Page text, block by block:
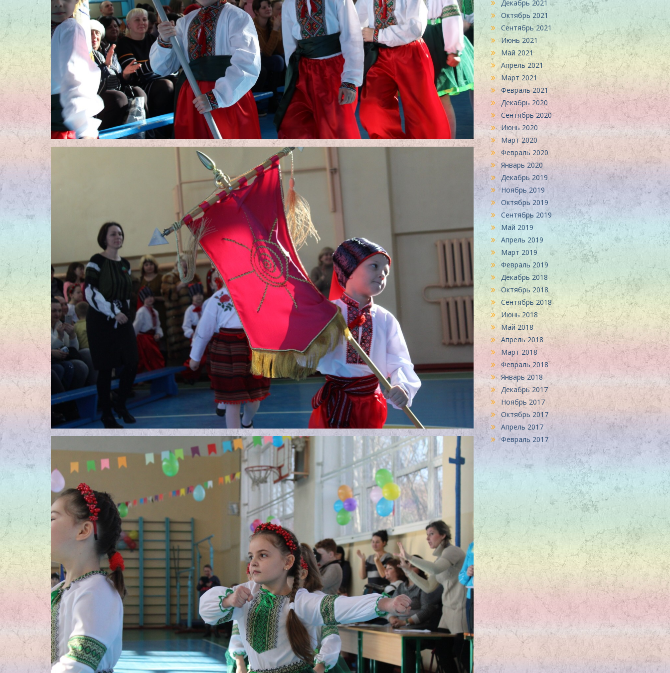
Декабрь 2021
Октябрь 2021
Сентябрь 2021
Июнь 2021
Май 2021
Апрель 2021
Март 2021
Февраль 2021
Декабрь 2020
Сентябрь 2020
Июнь 2020
Март 2020
Февраль 2020
Январь 2020
Декабрь 2019
Ноябрь 2019
Октябрь 2019
Сентябрь 2019
Май 2019
Апрель 2019
Март 2019
Февраль 2019
Декабрь 2018
Октябрь 2018
Сентябрь 2018
Июнь 2018
Май 2018
Апрель 2018
Март 2018
Февраль 2018
Январь 2018
Декабрь 2017
Ноябрь 2017
Октябрь 2017
Апрель 2017
Февраль 2017